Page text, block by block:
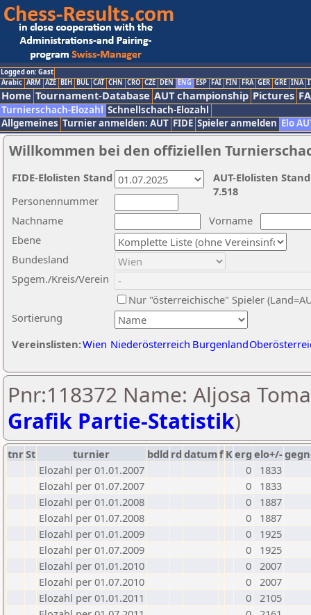
Logged on: Gast
Arabic ARM AZE BIH BUL CAT CHN CRO CZE DEN ENG ESP FAI FIN FRA GER GRE INA
Home Tournament-Database AUT championship Pictures
Turnierschach-Elozahl Schnellschach-Elozahl
Allgemeines Turnier anmelden: AUT FIDE Spieler anmelden Elo
Willkommen bei den offiziellen
Nachname
Vorname
Ebene
Sortierung
Personennummer
Bundesland
Spgem./Kreis/Verein
Nur "österreichische" Spieler
Vereinslisten:Wien Niederösterreich Burgenland
AUT-Elolisten
7.518
FIDE-Elolisten Stand
Pnr:118372 Name: Aljosa
Grafik Partie-Statistik)
tnrSt turnier bdld rd datumf Kerg elo+/-
Elozahl per 01.01.2007
0
1833
Elozahl per 01.07.2007
0
1833
Elozahl per 01.01.2008
0
1887
Elozahl per 01.07.2008
0
1887
Elozahl per 01.01.2009
0
1925
Elozahl per 01.07.2009
0
1925
Elozahl per 01.01.2010
0 2007
Elozahl per 01.07.2010
0 2007
Elozahl per 01.01.2011
0 2105